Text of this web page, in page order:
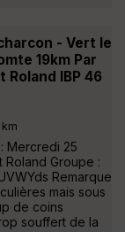
- Vert le
19km Par
IBP 46
Mercredi 25
Roland Groupe :
Remarque
mais sous
de coins
souffert de la